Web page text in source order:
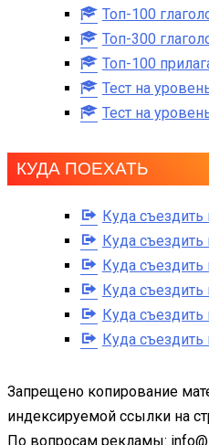
Топ-100
Топ-300
Топ-100
Тест на
Тест на
КУДА ПОЕХАТЬ
Куда
Куда
Куда съездить
Куда
Куда съездить
Куда
Запрещено копирование
индексируемой ссылки на
По вопросам рекламы: